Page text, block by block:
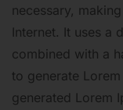
necessary,
Internet. It uses a
combined with a
to generate
generated Lorem